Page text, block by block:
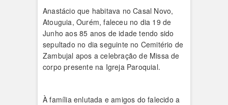
Anastácio que habitava no Casal Novo,
Atouguia, Ourém, faleceu no dia 19 de
Junho aos 85 anos de idade tendo sido
sepultado no dia seguinte no Cemitério de
Zambujal apos a celebração de Missa de
corpo presente na Igreja Paroquial.
À família enlutada e amigos do falecido a